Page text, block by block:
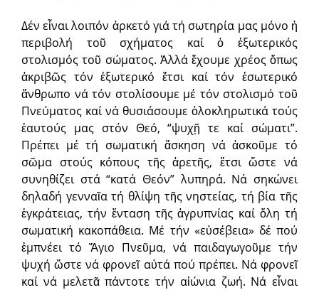
Δέν εἶναι λοιπόν ἀρκετό γιά τή σωτηρία μας μόνο ἡ
περιβολή τοῦ σχήματος καί ὁ ἐξωτερικός
στολισμός τοῦ σώματος. Ἀλλά ἔχουμε χρέος ὅπως
ἀκριβῶς τόν ἐξωτερικό ἔτσι καί τόν ἐσωτερικό
ἄνθρωπο νά τόν στολίσουμε μέ τόν στολισμό τοῦ
Πνεύματος καί νά θυσιάσουμε ὁλοκληρωτικά τούς
ἑαυτούς μας στόν Θεό, “ψυχῇ τε καί σώματι”.
Πρέπει μέ τή σωματική ἄσκηση νά ἀσκοῦμε τό
σῶμα στούς κόπους τῆς ἀρετῆς, ἔτσι ὥστε νά
συνηθίζει στά “κατά Θεόν” λυπηρά. Νά σηκώνει
δηλαδή γενναῖα τή θλίψη τῆς νηστείας, τή βία τῆς
ἐγκράτειας, τήν ἔνταση τῆς ἀγρυπνίας καί ὅλη τή
σωματική κακοπάθεια. Μέ τήν «εὐσέβεια» δέ πού
ἐμπνέει τό Ἅγιο Πνεῦμα, νά παιδαγωγοῦμε τήν
ψυχή ὥστε νά φρονεῖ αὐτά πού πρέπει. Νά φρονεῖ
καί νά μελετᾶ πάντοτε τήν αἰώνια ζωή. Νά εἶναι